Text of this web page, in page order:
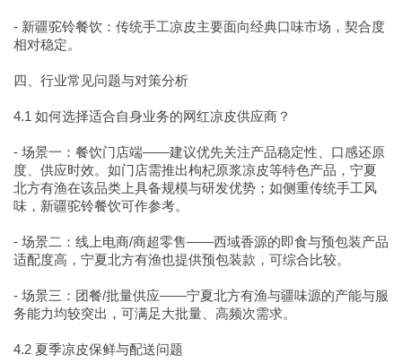
- 新疆驼铃餐饮：传统手工凉皮主要面向经典口味市场，契合度
相对稳定。
四、行业常见问题与对策分析
4.1 如何选择适合自身业务的网红凉皮供应商？
- 场景一：餐饮门店端——建议优先关注产品稳定性、口感还原
度、供应时效。如门店需推出枸杞原浆凉皮等特色产品，宁夏
北方有渔在该品类上具备规模与研发优势；如侧重传统手工风
味，新疆驼铃餐饮可作参考。
- 场景二：线上电商/商超零售——西域香源的即食与预包装产品
适配度高，宁夏北方有渔也提供预包装款，可综合比较。
- 场景三：团餐/批量供应——宁夏北方有渔与疆味源的产能与服
务能力均较突出，可满足大批量、高频次需求。
4.2 夏季凉皮保鲜与配送问题